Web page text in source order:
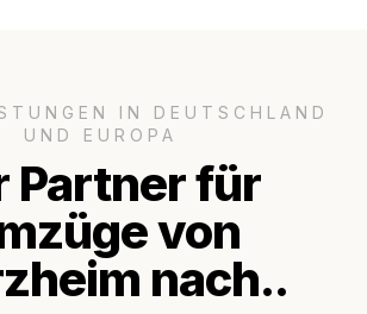
IN DEUTSCHLAND
UND EUROPA
Partner für
von
nach..